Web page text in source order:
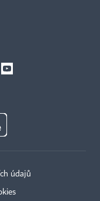
údajů